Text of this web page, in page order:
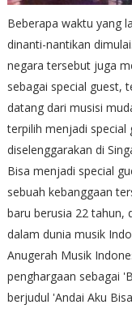
Beberapa waktu yang
dinanti-nantikan
negara tersebut juga
sebagai special guest,
datang dari musisi
terpilih menjadi special
diselenggarakan di
Bisa menjadi special
sebuah kebanggaan
baru berusia 22 tahun,
dalam dunia musik
Anugerah Musik
penghargaan sebagai
berjudul 'Andai Aku